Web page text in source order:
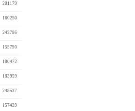
201179
160250
243786
155790
180472
183959
248537
157429